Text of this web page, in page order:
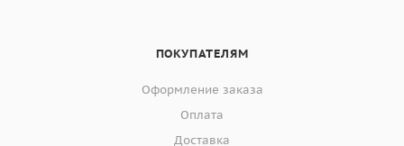
ПОКУПАТЕЛЯМ
Оформление заказа
Оплата
Доставка